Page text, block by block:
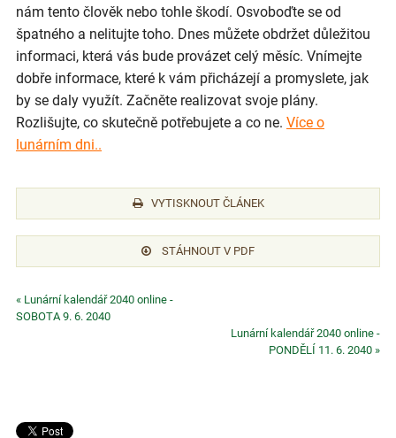
nám tento člověk nebo tohle škodí. Osvoboďte se od
špatného a nelitujte toho. Dnes můžete obdržet důležitou
informaci, která vás bude provázet celý měsíc. Vnímejte
dobře informace, které k vám přicházejí a promyslete, jak
by se daly využít. Začněte realizovat svoje plány.
Rozlišujte, co skutečně potřebujete a co ne. Více o
lunárním dni..
VYTISKNOUT ČLÁNEK
STÁHNOUT V PDF
« Lunární kalendář 2040 online -
SOBOTA 9. 6. 2040
Lunární kalendář 2040 online -
PONDĚLÍ 11. 6. 2040 »